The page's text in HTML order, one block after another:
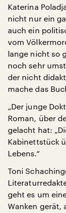
Katerina
nicht nur ein
auch ein
vom
lange nicht so
noch sehr
der nicht
mache das
„Der junge
Roman, über
gelacht hat:
Kabinettstück
Lebens.“
Toni
geht es um
Wanken gerät,